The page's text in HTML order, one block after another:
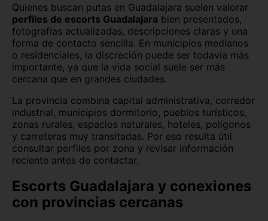
Quienes buscan putas en Guadalajara suelen valorar
perfiles de escorts Guadalajara bien presentados,
fotografías actualizadas, descripciones claras y una
forma de contacto sencilla. En municipios medianos
o residenciales, la discreción puede ser todavía más
importante, ya que la vida social suele ser más
cercana que en grandes ciudades.
La provincia combina capital administrativa, corredor
industrial, municipios dormitorio, pueblos turísticos,
zonas rurales, espacios naturales, hoteles, polígonos
y carreteras muy transitadas. Por eso resulta útil
consultar perfiles por zona y revisar información
reciente antes de contactar.
Escorts Guadalajara y conexiones
con provincias cercanas